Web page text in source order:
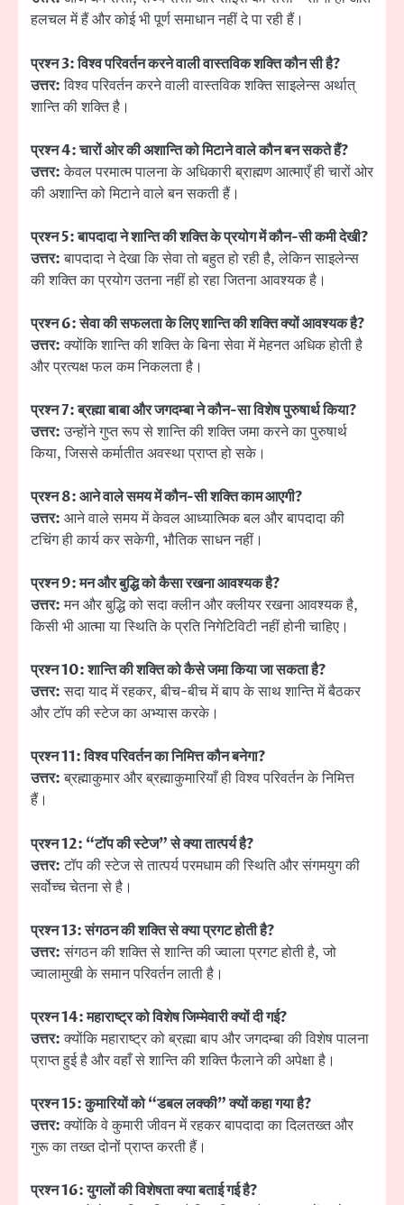
हलचल में हैं और कोई भी पूर्ण समाधान नहीं दे पा रही हैं।
प्रश्न 3: विश्व परिवर्तन करने वाली वास्तविक शक्ति कौन सी है?
उत्तर:विश्व परिवर्तन करने वाली वास्तविक शक्ति साइलेन्स अर्थात्
शान्ति की शक्ति है।
प्रश्न 4: चारों ओर की अशान्ति को मिटाने वाले कौन बन सकते हैं?
उत्तर:केवल परमात्म पालना के अधिकारी ब्राह्मण आत्माएँ ही चारों ओर
की अशान्ति को मिटाने वाले बन सकती हैं।
प्रश्न 5: बापदादा ने शान्ति की शक्ति के प्रयोग में कौन-सी कमी देखी?
उत्तर:बापदादा ने देखा कि सेवा तो बहुत हो रही है, लेकिन साइलेन्स
की शक्ति का प्रयोग उतना नहीं हो रहा जितना आवश्यक है।
प्रश्न 6: सेवा की सफलता के लिए शान्ति की शक्ति क्यों आवश्यक है?
उत्तर:क्योंकि शान्ति की शक्ति के बिना सेवा में मेहनत अधिक होती है
और प्रत्यक्ष फल कम निकलता है।
प्रश्न 7: ब्रह्मा बाबा और जगदम्बा ने कौन-सा विशेष पुरुषार्थ किया?
उत्तर:उन्होंने गुप्त रूप से शान्ति की शक्ति जमा करने का पुरुषार्थ
किया, जिससे कर्मातीत अवस्था प्राप्त हो सके।
प्रश्न 8: आने वाले समय में कौन-सी शक्ति काम आएगी?
उत्तर: आने वाले समय में केवल आध्यात्मिक बल और बापदादा की
टचिंग ही कार्य कर सकेगी, भौतिक साधन नहीं।
प्रश्न 9: मन और बुद्धि को कैसा रखना आवश्यक है?
उत्तर:मन और बुद्धि को सदा क्लीन और क्लीयर रखना आवश्यक है,
किसी भी आत्मा या स्थिति के प्रति निगेटिविटी नहीं होनी चाहिए।
प्रश्न 10: शान्ति की शक्ति को कैसे जमा किया जा सकता है?
उत्तर:सदा याद में रहकर, बीच-बीच में बाप के साथ शान्ति में बैठकर
और टॉप की स्टेज का अभ्यास करके।
प्रश्न 11: विश्व परिवर्तन का निमित्त कौन बनेगा?
उत्तर:ब्रह्माकुमार और ब्रह्माकुमारियाँ ही विश्व परिवर्तन के निमित्त
हैं।
प्रश्न 12: “टॉप की स्टेज” से क्या तात्पर्य है?
उत्तर:टॉप की स्टेज से तात्पर्य परमधाम की स्थिति और संगमयुग की
सर्वोच्च चेतना से है।
प्रश्न 13: संगठन की शक्ति से क्या प्रगट होती है?
उत्तर:संगठन की शक्ति से शान्ति की ज्वाला प्रगट होती है, जो
ज्वालामुखी के समान परिवर्तन लाती है।
प्रश्न 14: महाराष्ट्र को विशेष जिम्मेवारी क्यों दी गई?
उत्तर:क्योंकि महाराष्ट्र को ब्रह्मा बाप और जगदम्बा की विशेष पालना
प्राप्त हुई है और वहाँ से शान्ति की शक्ति फैलाने की अपेक्षा है।
प्रश्न 15: कुमारियों को “डबल लक्की” क्यों कहा गया है?
उत्तर:क्योंकि वे कुमारी जीवन में रहकर बापदादा का दिलतख्त और
गुरू का तख्त दोनों प्राप्त करती हैं।
प्रश्न 16: युगलों की विशेषता क्या बताई गई है?